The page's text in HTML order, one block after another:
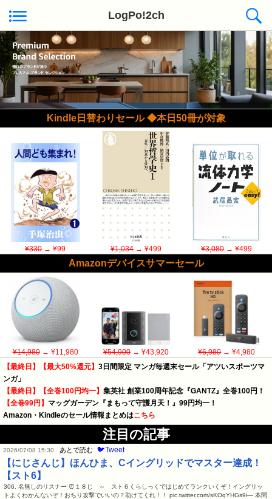
LogPo!2ch
Kindle日替わりセール ◆本日50冊が対象
¥330→ ¥99 ¥1,034→ ¥499 ¥3,080→ ¥499
Amazonデバイスサマーセール
¥14,980→ ¥11,980 ¥54,900→ ¥43,920 ¥6,980→ ¥4,980
【最終日】【最大50%還元】 3日間限定 マンガ毎週末セール「アツいスポーツマ
ンガ」
【最終日】【全巻100円均一】 集英社 創業100周年記念『GANTZ』全巻100円！
【全巻99円】 マッグガーデン『まもって守護月天！』99円均一！
Amazon・Kindleのセール情報まとめはこちら
注目の記事
2026/07/08 15:30 あとで読む 🐦Tweet
【にじさんじ】ほんひま、Cイングリッドでマスター達成！
【スト6】
306. 名無しのリスナー ⏰１８じ ～ スト６くらしっくではじめてランクいくぞ！イングリッ
トよくわかんないぞ！おちり攻撃でいいの？助けてくれ！！ pic.twitter.com/sKOqYHGs9i— 本間